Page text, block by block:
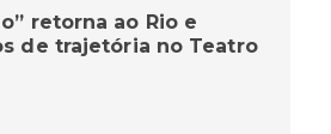
retorna ao Rio e
de trajetória no Teatro